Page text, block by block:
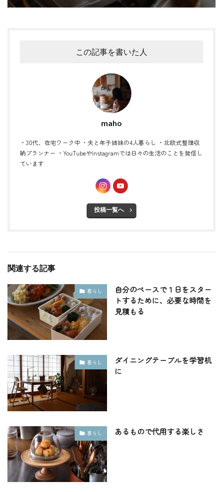
この記事を書いた人
maho
・30代、在宅ワーク中 ・夫と年子姉妹の4人暮らし ・北欧式整理収
納プランナー ・YouTubeやInstagramでは日々の生活のことを発信し
ています
投稿一覧へ
関連する記事
暮らし
自分のペースで１日をスター
トするために、必要な時間を
見積もる
暮らし
ダイニングテーブルを学習机
に
暮らし あるもので代用する楽しさ